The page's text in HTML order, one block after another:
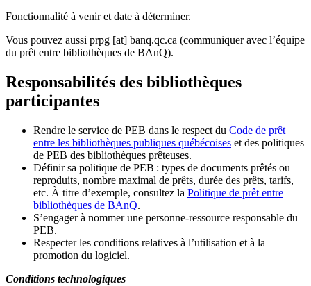
Fonctionnalité à venir et date à déterminer.
Vous pouvez aussi prpg [at] banq.qc.ca (communiquer avec l’équipe
du prêt entre bibliothèques de BAnQ).
Responsabilités des bibliothèques
participantes
Rendre le service de PEB dans le respect du Code de prêt
entre les bibliothèques publiques québécoises et des politiques
de PEB des bibliothèques prêteuses.
Définir sa politique de PEB : types de documents prêtés ou
reproduits, nombre maximal de prêts, durée des prêts, tarifs,
etc. À titre d’exemple, consultez la Politique de prêt entre
bibliothèques de BAnQ.
S’engager à nommer une personne-ressource responsable du
PEB.
Respecter les conditions relatives à l’utilisation et à la
promotion du logiciel.
Conditions technologiques